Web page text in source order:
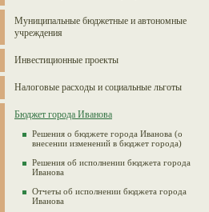
Муниципальные бюджетные и автономные
учреждения
Инвестиционные проекты
Налоговые расходы и социальные льготы
Бюджет города Иванова
Решения о бюджете города Иванова (о
внесении изменений в бюджет города)
Решения об исполнении бюджета города
Иванова
Отчеты об исполнении бюджета города
Иванова